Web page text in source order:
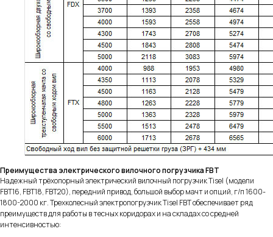
Преимущества электрического вилочного погрузчика FBT
Надежный трёхопорный электрический вилочный погрузчик Tisel (модели
FBT16, FBT18, FBT20), передний привод, большой выбор мачт и опций, г/п 1600-
1800-2000 кг. Трехколесный электропогрузчик Tisel FBT обеспечивает ряд
преимуществ для работы в тесных коридорах и на складах со средней
интенсивностью: